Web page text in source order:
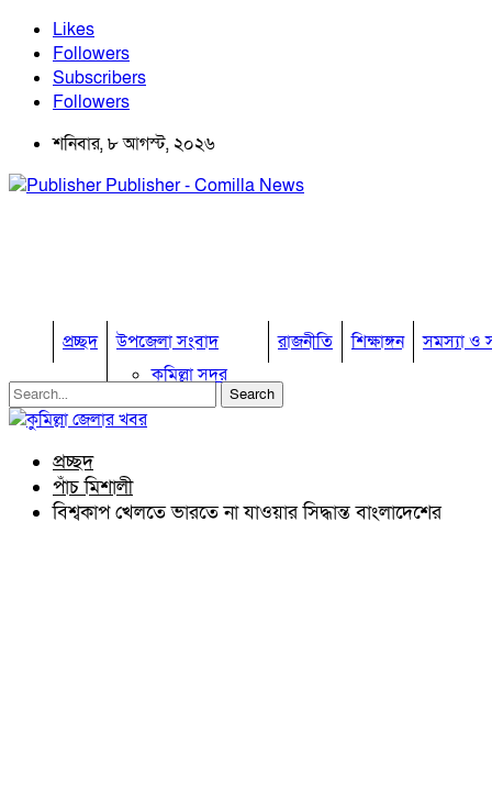
Likes
Followers
Subscribers
Followers
শনিবার, ৮ আগস্ট, ২০২৬
Publisher - Comilla News
প্রচ্ছদ
উপজেলা সংবাদ
কুমিল্লা সদর
কুমিল্লা সদর দক্ষিণ
নাঙ্গলকোট
রাজনীতি শিক্ষাঙ্গন সমস্যা ও
প্রচ্ছদ
পাঁচ মিশালী
বিশ্বকাপ খেলতে ভারতে না যাওয়ার সিদ্ধান্ত বাংলাদেশের